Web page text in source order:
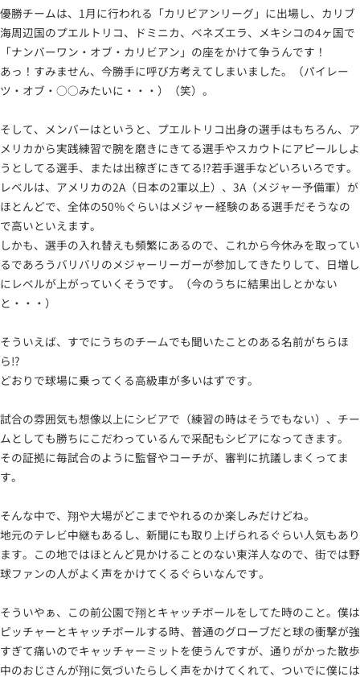
優勝チームは、1月に行われる「カリビアンリーグ」に出場し、カリブ
海周辺国のプエルトリコ、ドミニカ、ベネズエラ、メキシコの4ヶ国で
「ナンバーワン・オブ・カリビアン」の座をかけて争うんです！
あっ！すみません、今勝手に呼び方考えてしまいました。（パイレー
ツ・オブ・○○みたいに・・・）（笑）。
そして、メンバーはというと、プエルトリコ出身の選手はもちろん、ア
メリカから実践練習で腕を磨きにきてる選手やスカウトにアピールしよ
うとしてる選手、または出稼ぎにきてる!?若手選手などいろいろです。
レベルは、アメリカの2A（日本の2軍以上）、3A（メジャー予備軍）が
ほとんどで、全体の50％ぐらいはメジャー経験のある選手だそうなの
で高いといえます。
しかも、選手の入れ替えも頻繁にあるので、これから今休みを取ってい
るであろうバリバリのメジャーリーガーが参加してきたりして、日増し
にレベルが上がっていくそうです。（今のうちに結果出しとかない
と・・・）
そういえば、すでにうちのチームでも聞いたことのある名前がちらほ
ら!?
どおりで球場に乗ってくる高級車が多いはずです。
試合の雰囲気も想像以上にシビアで（練習の時はそうでもない）、チー
ムとしても勝ちにこだわっているんで采配もシビアになってきます。
その証拠に毎試合のように監督やコーチが、審判に抗議しまくってま
す。
そんな中で、翔や大場がどこまでやれるのか楽しみだけどね。
地元のテレビ中継もあるし、新聞にも取り上げられるぐらい人気もあり
ます。この地ではほとんど見かけることのない東洋人なので、街では野
球ファンの人がよく声をかけてくるぐらいなんです。
そういやぁ、この前公園で翔とキャッチボールをしてた時のこと。僕は
ピッチャーとキャッチボールする時、普通のグローブだと球の衝撃が強
すぎて痛いのでキャッチャーミットを使うんですが、通りがかった散歩
中のおじさんが翔に気づいたらしく声をかけてくれて、ついでに僕には